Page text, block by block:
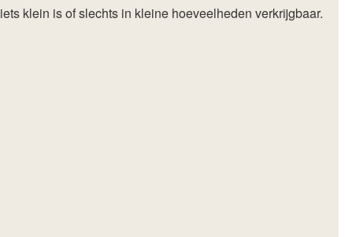
klein is of slechts in kleine hoeveelheden verkrijgbaar.